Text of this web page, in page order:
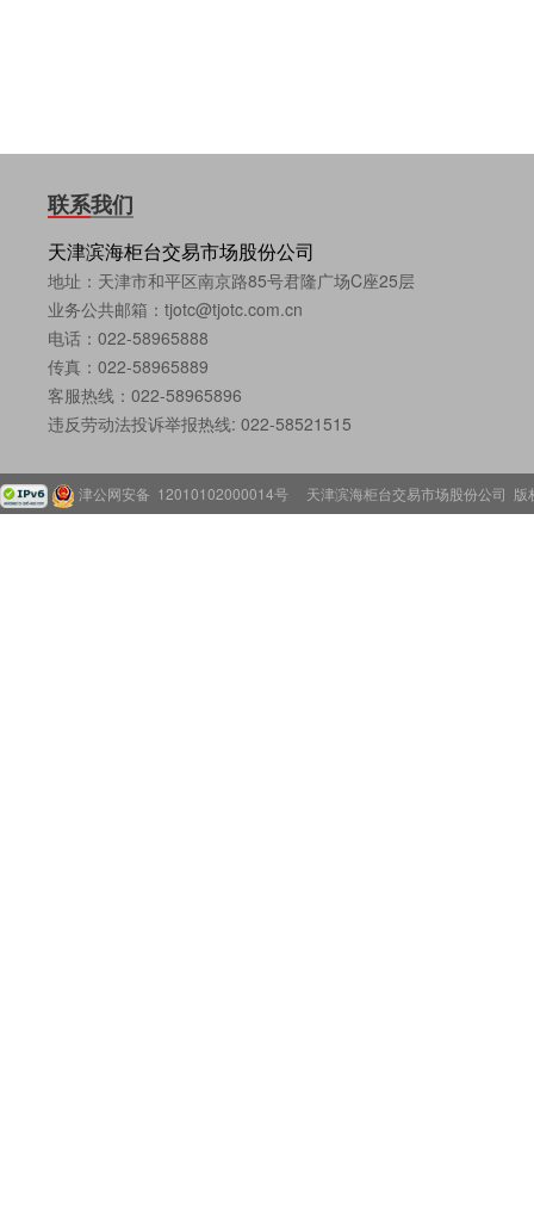
联系我们
天津滨海柜台交易市场股份公司
地址：天津市和平区南京路85号君隆广场C座25层
业务公共邮箱：tjotc@tjotc.com.cn
电话：022-58965888
传真：022-58965889
客服热线：022-58965896
违反劳动法投诉举报热线: 022-58521515
津公网安备 12010102000014号 天津滨海柜台交易市场股份公司